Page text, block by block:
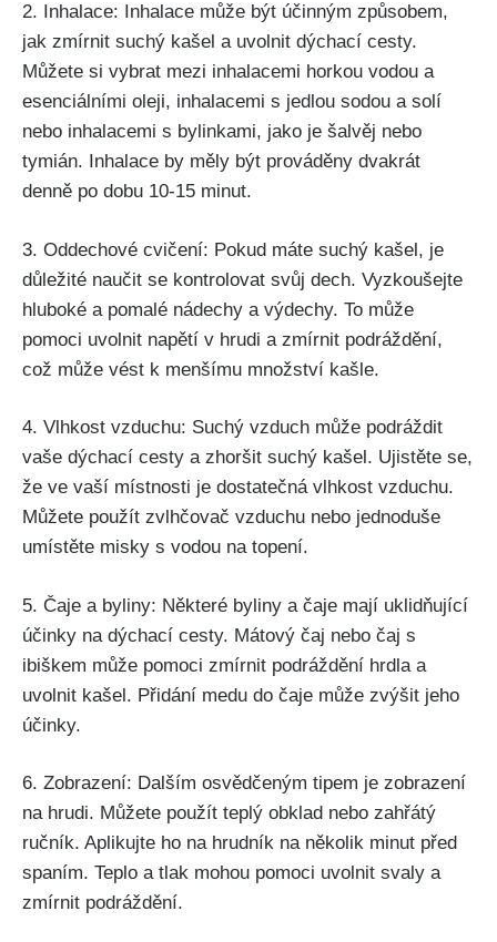
2. Inhalace: Inhalace může být účinným‍ způsobem,
jak zmírnit suchý ​kašel ‍a uvolnit⁢ dýchací⁤ cesty.
Můžete si vybrat mezi⁣ inhalacemi ⁤horkou⁣ vodou a
esenciálními oleji, ⁤inhalacemi s jedlou sodou a solí
nebo inhalacemi s ​bylinkami, jako je⁤ šalvěj nebo‌
tymián. Inhalace by měly být prováděny dvakrát
⁢denně⁢ po dobu 10-15 minut.
3. Oddechové cvičení:⁢ Pokud máte suchý kašel, je
důležité naučit se ‌kontrolovat‌ svůj dech. ⁣Vyzkoušejte
hluboké a pomalé nádechy a výdechy. To může
pomoci uvolnit napětí v hrudi a zmírnit podráždění,
⁣což ‌může vést k menšímu množství kašle.
4. ​Vlhkost vzduchu: Suchý vzduch může⁢ podráždit
vaše​ dýchací cesty ​a zhoršit suchý kašel.​ Ujistěte se,
že ve vaší místnosti je dostatečná vlhkost⁣ vzduchu.
Můžete použít​ zvlhčovač vzduchu nebo jednoduše
umístěte⁤ misky⁣ s vodou na topení.
5. Čaje a byliny: Některé byliny a čaje mají uklidňující
účinky na dýchací cesty. Mátový čaj nebo čaj s​
ibiškem ​může pomoci zmírnit podráždění hrdla a
uvolnit kašel. Přidání medu do čaje může‌ zvýšit jeho
⁣účinky.
6. ‍Zobrazení: Dalším osvědčeným tipem je zobrazení
‌na hrudi. ⁢Můžete použít teplý obklad nebo zahřátý
ručník. Aplikujte ⁤ho na ​hrudník na několik minut před
spaním. Teplo a tlak mohou pomoci uvolnit ​svaly ⁣a
zmírnit podráždění.